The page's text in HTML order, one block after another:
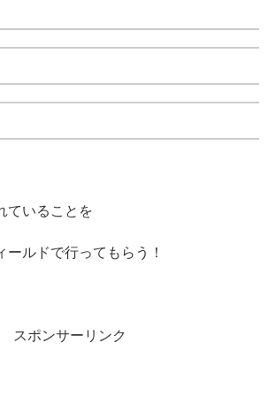
ていることを
ールドで行ってもらう！
スポンサーリンク